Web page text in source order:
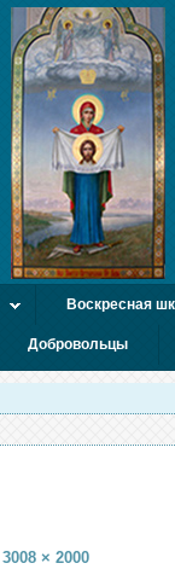
Воскресная
Добровольцы
3008 × 2000